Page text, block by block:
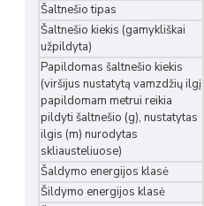
Šaltnešio tipas
Šaltnešio kiekis (gamykliškai
užpildyta)
Papildomas šaltnešio kiekis
(viršijus nustatytą vamzdžių ilgį
papildomam metrui reikia
pildyti šaltnešio (g), nustatytas
ilgis (m) nurodytas
skliausteliuose)
Šaldymo energijos klasė
Šildymo energijos klasė